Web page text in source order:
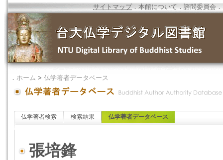
サイトマップ．本館について ．諮問委員会 ．
． ホーム > 仏学著者データベース
仏学著者検索 検索結果 仏学著者データベース
張培鋒